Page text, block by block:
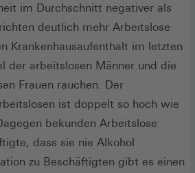
im Durchschnitt negativer als
deutlich mehr Arbeitslose
Krankenhausaufenthalt im letzten
der arbeitslosen Männer und die
Frauen rauchen. Der
ist doppelt so hoch wie
bekunden Arbeitslose
dass sie nie Alkohol
zu Beschäftigten gibt es einen